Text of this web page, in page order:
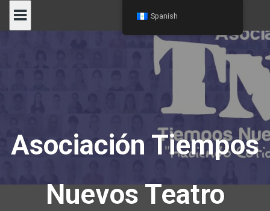
Asociación Tiempos
Nuevos Teatro
Spanish